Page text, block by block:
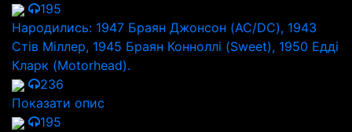
195
Народились: 1947 Браян Джонсон (AC/DC), 1943
Стів Міллер, 1945 Браян Конноллі (Sweet), 1950 Едді
Кларк (Motorhead).
236
Показати опис
195